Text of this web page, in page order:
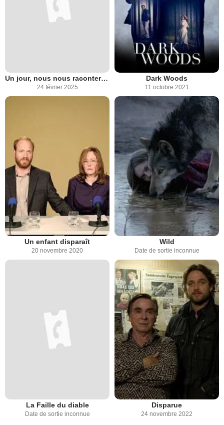
Un jour, nous nous raconterons tout
24 février 2025
Dark Woods
11 octobre 2021
Un enfant disparaît
20 novembre 2020
Wild
Date de sortie inconnue
La Faille du diable
Date de sortie inconnue
Disparue
24 novembre 2022